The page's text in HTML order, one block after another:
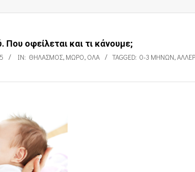
οφείλεται και τι κάνουμε;
IN: ΘΗΛΑΣΜΌΣ, ΜΩΡΌ, ΌΛΑ TAGGED: 0-3 ΜΗΝΏΝ,